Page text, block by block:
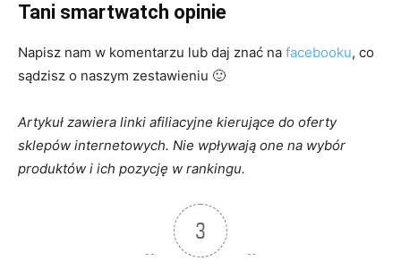
Tani smartwatch opinie
Napisz nam w komentarzu lub daj znać na facebooku, co
sądzisz o naszym zestawieniu 🙂
Artykuł zawiera linki afiliacyjne kierujące do oferty
sklepów internetowych. Nie wpływają one na wybór
produktów i ich pozycję w rankingu.
3